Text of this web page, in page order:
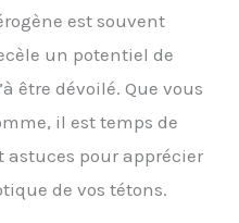
est souvent
un potentiel de
être dévoilé. Que vous
il est temps de
pour apprécier
de vos tétons.